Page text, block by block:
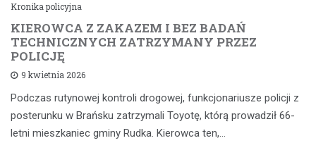
Kronika policyjna
KIEROWCA Z ZAKAZEM I BEZ BADAŃ
TECHNICZNYCH ZATRZYMANY PRZEZ
POLICJĘ
9 kwietnia 2026
Podczas rutynowej kontroli drogowej, funkcjonariusze policji z
posterunku w Brańsku zatrzymali Toyotę, którą prowadził 66-
letni mieszkaniec gminy Rudka. Kierowca ten,…